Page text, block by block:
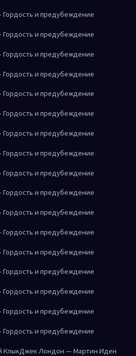
и предубеждение
и предубеждение
и предубеждение
и предубеждение
и предубеждение
и предубеждение
и предубеждение
и предубеждение
и предубеждение
и предубеждение
и предубеждение
и предубеждение
и предубеждение
и предубеждение
и предубеждение
и предубеждение
и предубеждение
КлыкДжек Лондон — Мартин Иден